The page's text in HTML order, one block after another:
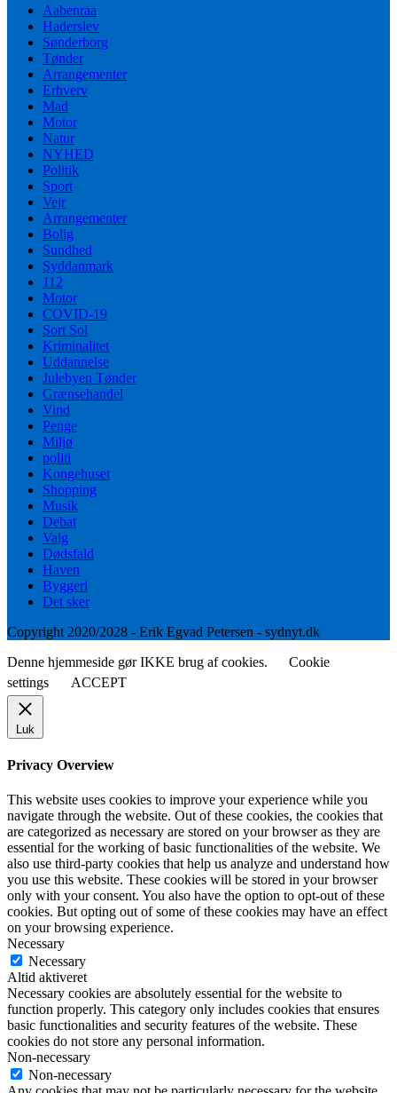
Aabenraa
Haderslev
Sønderborg
Tønder
Arrangementer
Erhverv
Mad
Motor
Natur
NYHED
Politik
Sport
Vejr
Arrangementer
Bolig
Sundhed
Syddanmark
112
Motor
COVID-19
Sort Sol
Kriminalitet
Uddannelse
Julebyen Tønder
Grænsehandel
Vind
Penge
Miljø
politi
Kongehuset
Shopping
Musik
Debat
Valg
Dødsfald
Haven
Byggeri
Det sker
Copyright 2020/2028 - Erik Egvad Petersen - sydnyt.dk
Denne hjemmeside gør IKKE brug af cookies.
Cookie
settings
ACCEPT
Luk
Privacy Overview
This website uses cookies to improve your experience while you
navigate through the website. Out of these cookies, the cookies that
are categorized as necessary are stored on your browser as they are
essential for the working of basic functionalities of the website. We
also use third-party cookies that help us analyze and understand how
you use this website. These cookies will be stored in your browser
only with your consent. You also have the option to opt-out of these
cookies. But opting out of some of these cookies may have an effect
on your browsing experience.
Necessary
Necessary
Altid aktiveret
Necessary cookies are absolutely essential for the website to
function properly. This category only includes cookies that ensures
basic functionalities and security features of the website. These
cookies do not store any personal information.
Non-necessary
Non-necessary